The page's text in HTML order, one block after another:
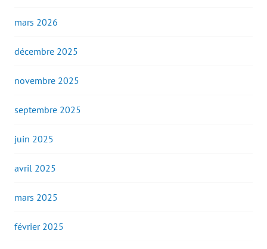
mars 2026
décembre 2025
novembre 2025
septembre 2025
juin 2025
avril 2025
mars 2025
février 2025